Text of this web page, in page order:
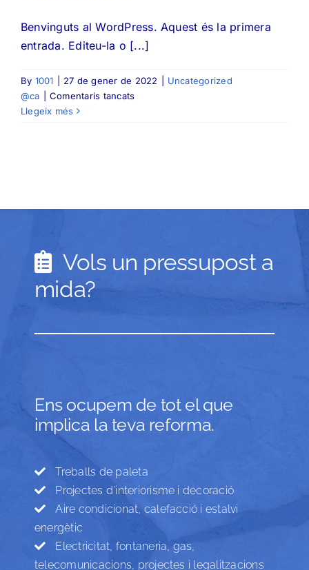
Benvinguts al WordPress. Aquest és la primera
entrada. Editeu-la o [...]
By 1001 27 de gener de 2022
Uncategorized
@ca
Comentaris tancatsa
Llegeix més
Vols un pressupost a
mida?
Ens ocupem de tot el que
implica la teva reforma.
Treballs de paleta
Projectes d’interiorisme i decoració
Aire condicionat, calefacció i estalvi
energètic
Electricitat, fontaneria, gas,
telecomunicacions, projectes i legalitzacions